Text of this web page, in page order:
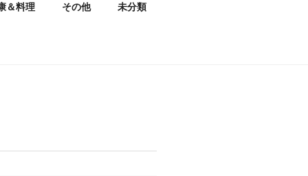
＆料理 その他 未分類